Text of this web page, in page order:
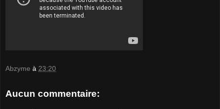
Abzyme à 23:20
Aucun commentaire: